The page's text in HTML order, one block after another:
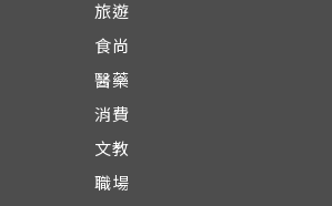
旅遊
食尚
醫藥
消費
文教
職場